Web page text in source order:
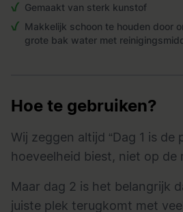
Gemaakt van sterk kunstof
Makkelijk schoon te houden door
grote bak water met
Hoe te gebruiken?
Wij zeggen altijd “Dag 1 is
hoeveelheid biest, niet op de
Maar dag 2 is het belangrijk
juiste plek terugkomt met